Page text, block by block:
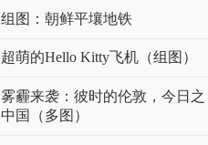
组图：朝鲜平壤地铁
超萌的Hello Kitty飞机（组图）
雾霾来袭：彼时的伦敦，今日之
中国（多图）